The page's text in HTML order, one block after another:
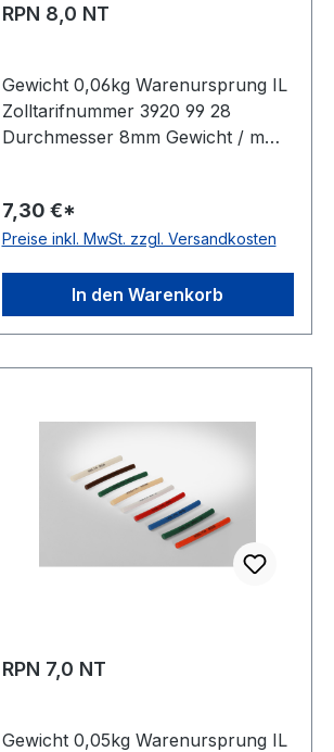
RPN 8,0 NT
Gewicht 0,06kg Warenursprung IL
Zolltarifnummer 3920 99 28
Durchmesser 8mm Gewicht / m
Material Polyurethan Farbe grün
Rollenlänge 30,5 (außer Ø 2mm =
Zugstrang nein Shorehärte 88°
Shore A
7,30 €*
Preise inkl. MwSt. zzgl. Versandkosten
In den Warenkorb
RPN 7,0 NT
Gewicht 0,05kg Warenursprung IL